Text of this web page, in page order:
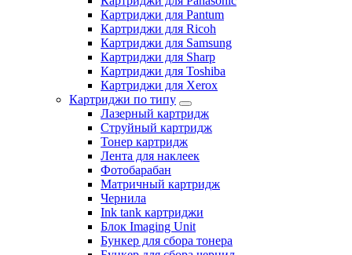
Картриджи для Pantum
Картриджи для Ricoh
Картриджи для Samsung
Картриджи для Sharp
Картриджи для Toshiba
Картриджи для Xerox
Картриджи по типу
Лазерный картридж
Струйный картридж
Тонер картридж
Лента для наклеек
Фотобарабан
Матричный картридж
Чернила
Ink tank картриджи
Блок Imaging Unit
Бункер для сбора тонера